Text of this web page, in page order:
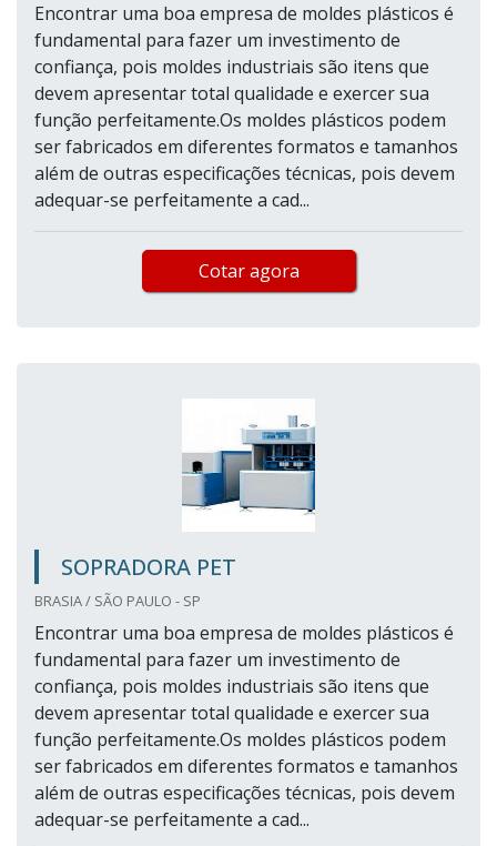
Encontrar uma boa empresa de moldes plásticos é
fundamental para fazer um investimento de
confiança, pois moldes industriais são itens que
devem apresentar total qualidade e exercer sua
função perfeitamente.Os moldes plásticos podem
ser fabricados em diferentes formatos e tamanhos
além de outras especificações técnicas, pois devem
adequar-se perfeitamente a cad...
Cotar agora
SOPRADORA PET
BRASIA / SÃO PAULO - SP
Encontrar uma boa empresa de moldes plásticos é
fundamental para fazer um investimento de
confiança, pois moldes industriais são itens que
devem apresentar total qualidade e exercer sua
função perfeitamente.Os moldes plásticos podem
ser fabricados em diferentes formatos e tamanhos
além de outras especificações técnicas, pois devem
adequar-se perfeitamente a cad...